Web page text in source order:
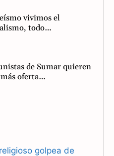
vivimos el
todo…
de Sumar quieren
oferta…
h
golpea de